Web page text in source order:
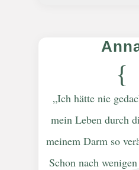
{
„Ich hätte nie
mein Leben durch
meinem Darm so
Schon nach